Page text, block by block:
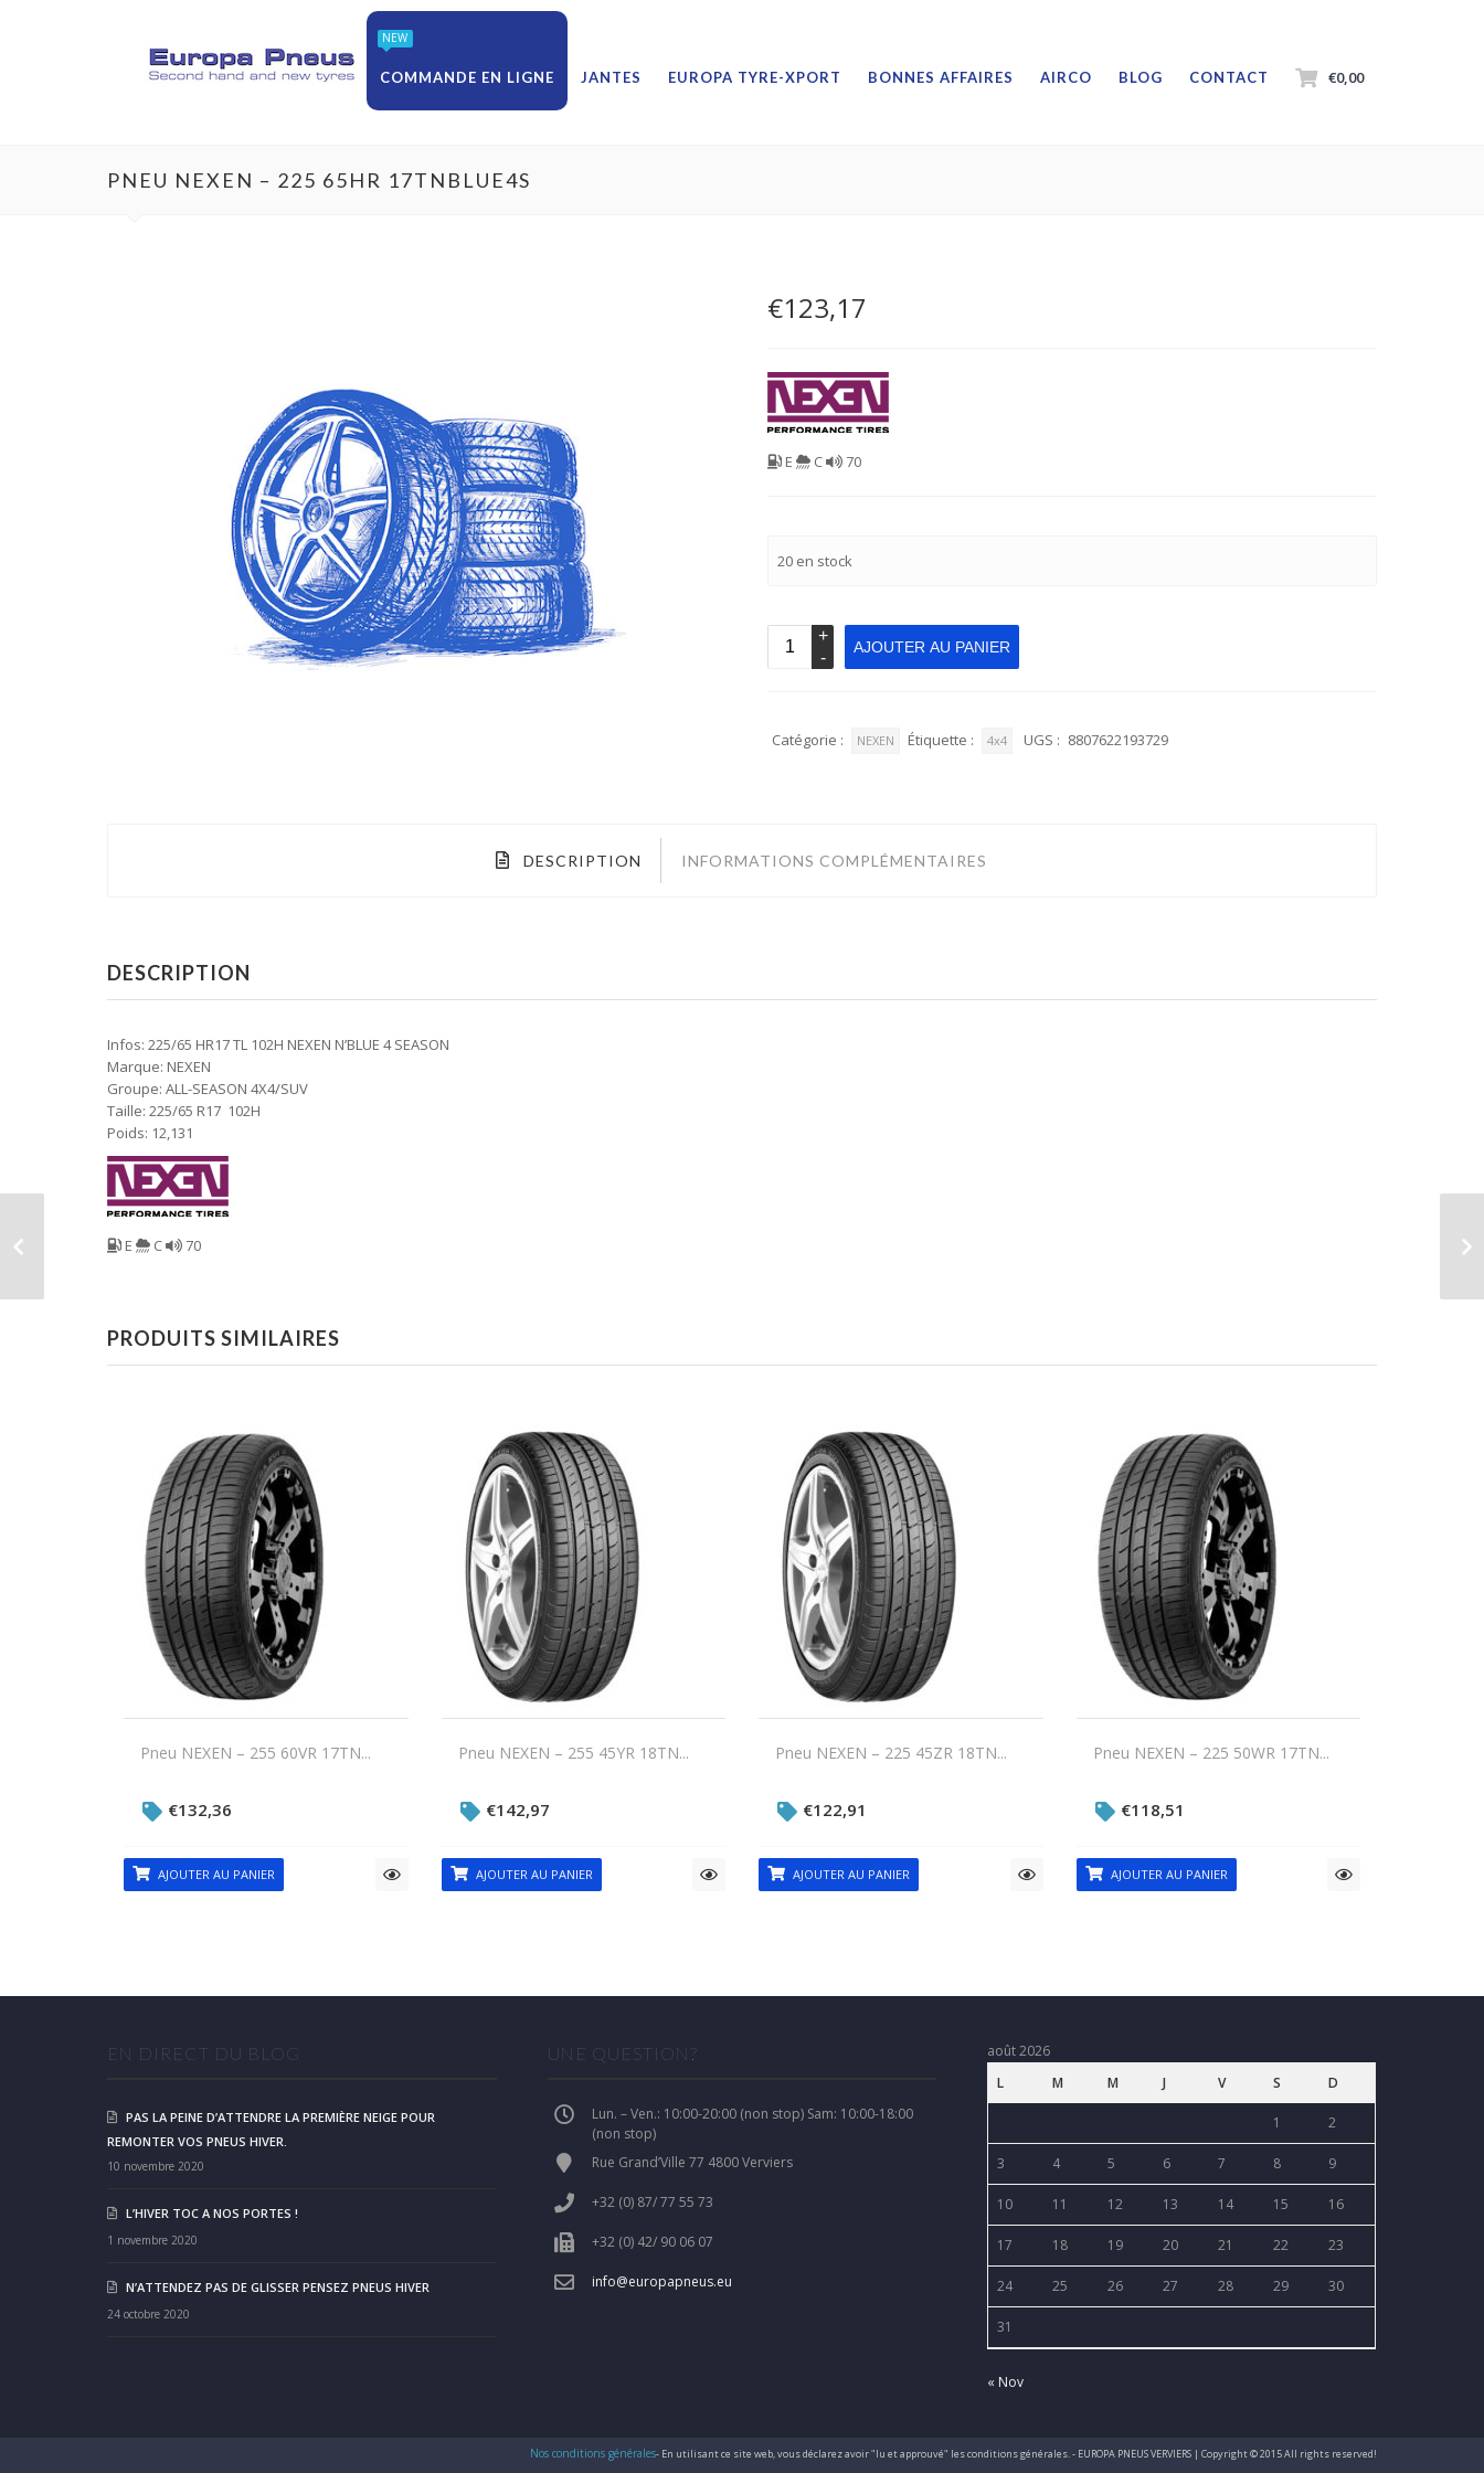
€0,00
NEW
COMMANDE EN LIGNE JANTES EUROPA TYRE-XPORT BONNES AFFAIRES AIRCO BLOG CONTACT
PNEU NEXEN – 225 65HR 17TNBLUE4S
€123,17
E C 70
20 en stock
AJOUTER AU PANIER
Catégorie : NEXEN Étiquette : 4x4 UGS : 8807622193729
DESCRIPTION INFORMATIONS COMPLÉMENTAIRES
DESCRIPTION
Infos: 225/65 HR17 TL 102H NEXEN N’BLUE 4 SEASON
Marque: NEXEN
Groupe: ALL-SEASON 4X4/SUV
Taille: 225/65 R17 102H
Poids: 12,131
E C 70
PRODUITS SIMILAIRES
Pneu NEXEN – 255 60VR 17TN...
€132,36
AJOUTER AU PANIER
Pneu NEXEN – 255 45YR 18TN...
€142,97
AJOUTER AU PANIER
Pneu NEXEN – 225 45ZR 18TN...
€122,91
AJOUTER AU PANIER
Pneu NEXEN – 225 50WR 17TN...
€118,51
AJOUTER AU PANIER
EN DIRECT DU BLOG
PAS LA PEINE D’ATTENDRE LA PREMIÈRE NEIGE POUR
REMONTER VOS PNEUS HIVER.
10 novembre 2020
L’HIVER TOC A NOS PORTES !
1 novembre 2020
N’ATTENDEZ PAS DE GLISSER PENSEZ PNEUS HIVER
24 octobre 2020
UNE QUESTION?
Lun. – Ven.: 10:00-20:00 (non stop) Sam: 10:00-18:00
(non stop)
Rue Grand’Ville 77 4800 Verviers
+32 (0) 87/ 77 55 73
+32 (0) 42/ 90 06 07
info@europapneus.eu
août 2026
L
M M J V S D
1 2
3 4 5 6 7 8 9
10 11 12 13 14 15 16
17 18 19 20 21 22 23
24 25 26 27 28 29 30
31
« Nov
Nos conditions générales- En utilisant ce site web, vous déclarez avoir "lu et approuvé" les conditions générales. - EUROPA PNEUS VERVIERS | Copyright © 2015 All rights reserved!